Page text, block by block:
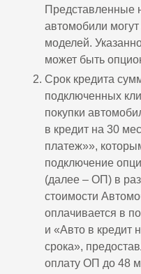
Представленные
автомобили
моделей.
может быть
Срок кредита
подключенных
покупки
в кредит на 30
платеж»»,
подключение
(далее – ОП) в
стоимости
оплачивается в
и «Авто в кредит
срока»,
оплату ОП до 48